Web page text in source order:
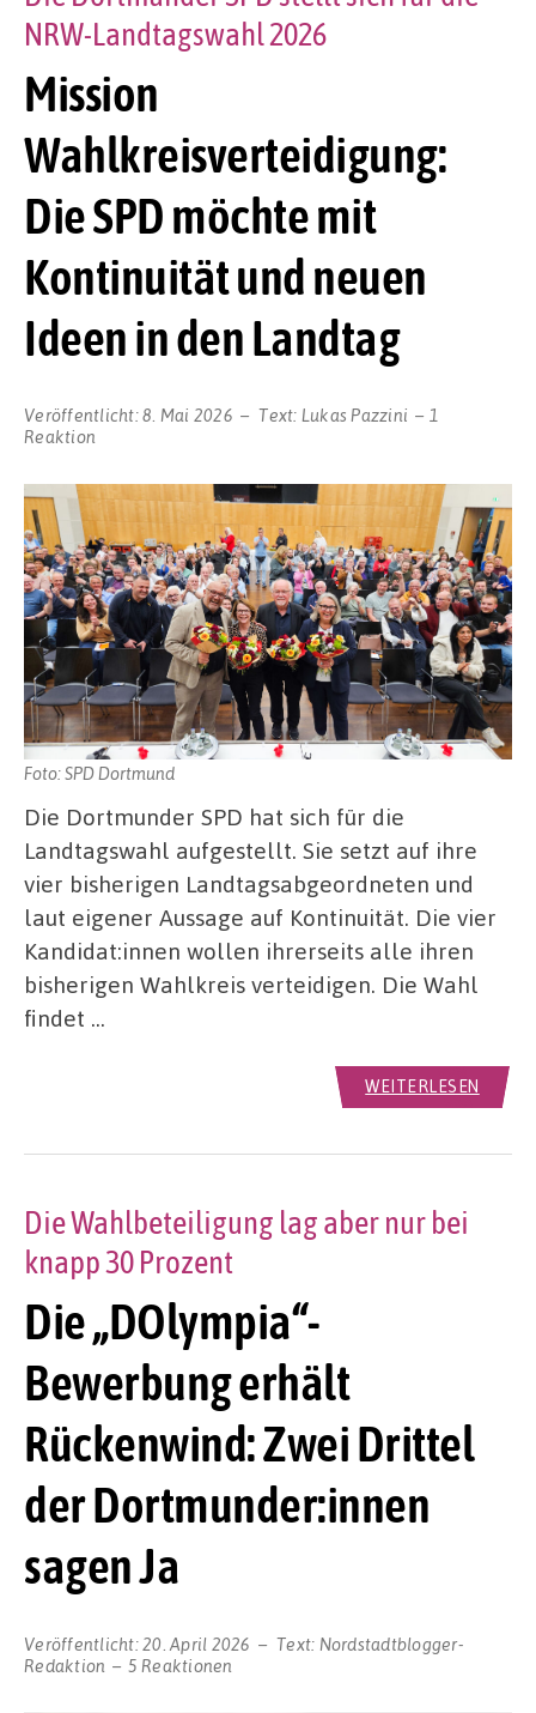
Mission
Wahlkreisverteidigung:
Die SPD möchte mit
Kontinuität und neuen
Ideen in den Landtag
NRW-Landtagswahl 2026
Veröffentlicht:8. Mai 2026 Text: Lukas Pazzini
1
Reaktion
Foto: SPD Dortmund
Die Dortmunder SPD hat sich für die
Landtagswahl aufgestellt. Sie setzt auf ihre
vier bisherigen Landtagsabgeordneten und
laut eigener Aussage auf Kontinuität. Die vier
Kandidat:innen wollen ihrerseits alle ihren
bisherigen Wahlkreis verteidigen. Die Wahl
findet …
WEITERLESEN
Die „DOlympia“-
Bewerbung erhält
Rückenwind: Zwei Drittel
der Dortmunder:innen
sagen Ja
Die Wahlbeteiligung lag aber nur bei
knapp 30 Prozent
Veröffentlicht:20. April 2026 Text: Nordstadtblogger-
Redaktion
5 Reaktionen